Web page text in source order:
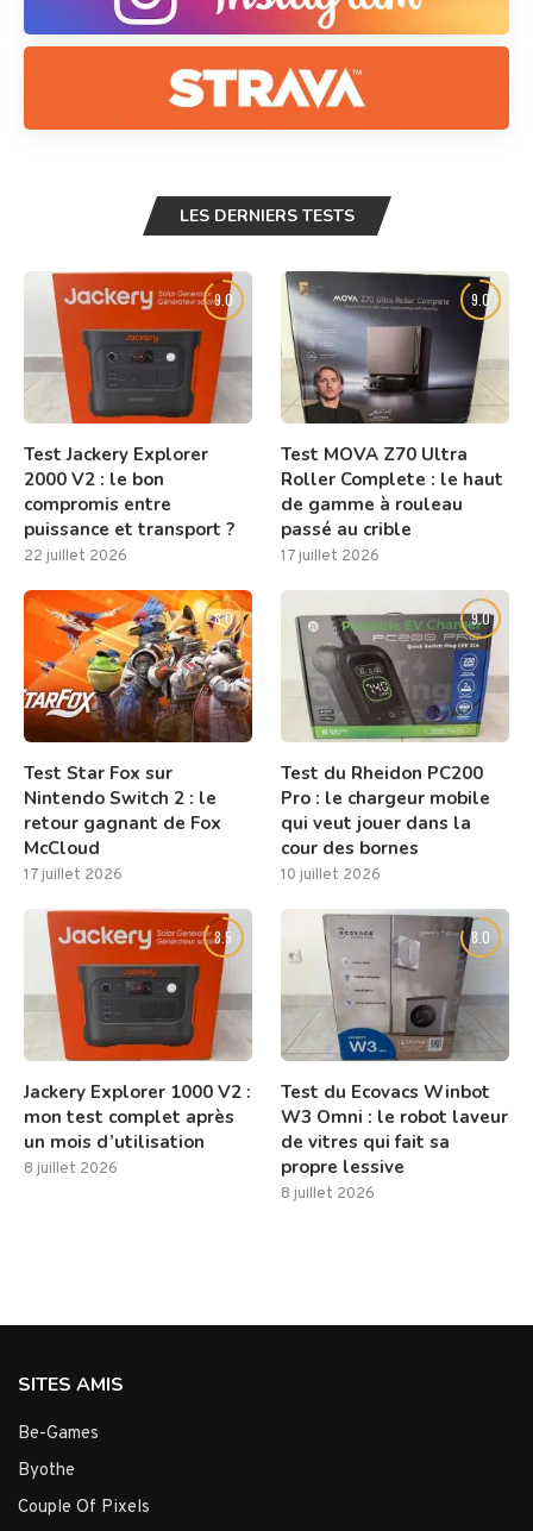
LES DERNIERS TESTS
9.0
Test Jackery Explorer
2000 V2 : le bon
compromis entre
puissance et transport ?
22 juillet 2026
9.0
Test MOVA Z70 Ultra
Roller Complete : le haut
de gamme à rouleau
passé au crible
17 juillet 2026
8.0
Test Star Fox sur
Nintendo Switch 2 : le
retour gagnant de Fox
McCloud
17 juillet 2026
9.0
Test du Rheidon PC200
Pro : le chargeur mobile
qui veut jouer dans la
cour des bornes
10 juillet 2026
8.5
Jackery Explorer 1000 V2 :
mon test complet après
un mois d’utilisation
8 juillet 2026
8.0
Test du Ecovacs Winbot
W3 Omni : le robot laveur
de vitres qui fait sa
propre lessive
8 juillet 2026
SITES AMIS
Be-Games
Byothe
Couple Of Pixels